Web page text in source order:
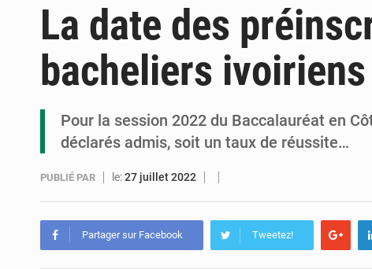
5 août 2026 Assassinat de
5 août 2026 Compétitions
La date des
bacheliers
Pour la session 2022 du Baccalauréat en
déclarés admis, soit un taux de réussite…
PUBLIÉ PAR le:27 juillet 2022
Partager sur Facebook Tweetez!